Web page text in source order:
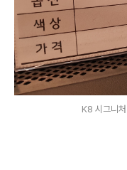
K8 시그니